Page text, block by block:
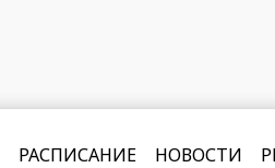
РАСПИСАНИЕ НОВОСТИ